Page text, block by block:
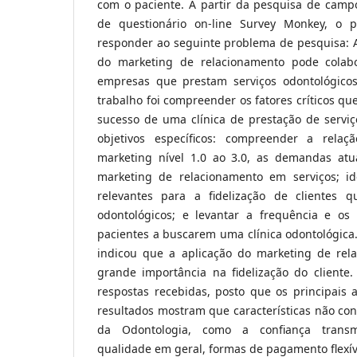
com o paciente. A partir da pesquisa de
de questionário on-line Survey Monkey, o
responder ao seguinte problema de pesquisa:
do marketing de relacionamento pode
empresas que prestam serviços
trabalho foi compreender os fatores críticos
sucesso de uma clínica de prestação de
objetivos específicos: compreender a
marketing nível 1.0 ao 3.0, as demandas
marketing de relacionamento em serviços;
relevantes para a fidelização de clientes
odontológicos; e levantar a frequência e os
pacientes a buscarem uma clínica
indicou que a aplicação do marketing de
grande importância na fidelização do
respostas recebidas, posto que os principais
resultados mostram que características não
da Odontologia, como a confiança
qualidade em geral, formas de pagamento